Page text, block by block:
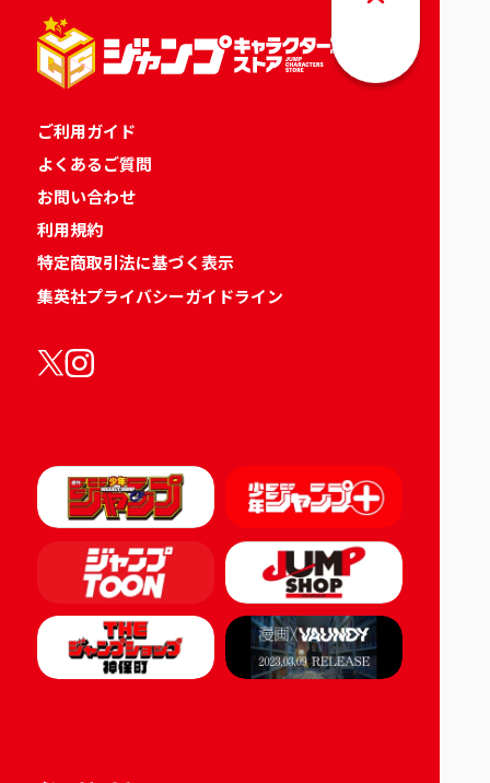
ご利用ガイド
よくあるご質問
お問い合わせ
利用規約
特定商取引法に基づく表示
集英社プライバシーガイドライン